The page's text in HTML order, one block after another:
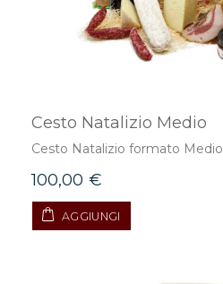
Cesto Natalizio Medio
Cesto Natalizio formato Medio
100,00 €
AGGIUNGI